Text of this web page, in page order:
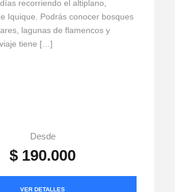
recorriendo el altiplano,
Iquique. Podrás conocer bosques
lagunas de flamencos y
tiene […]
Desde
$ 190.000
VER DETALLES